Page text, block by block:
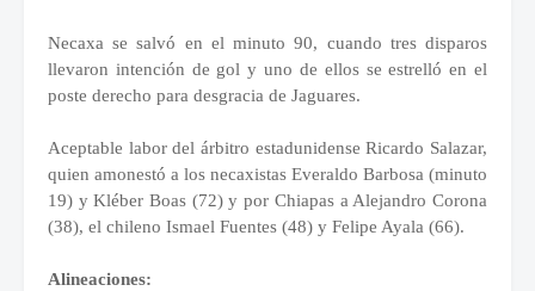
Necaxa se salvó en el minuto 90, cuando tres disparos
llevaron intención de gol y uno de ellos se estrelló en el
poste derecho para desgracia de Jaguares.
Aceptable labor del árbitro estadunidense Ricardo Salazar,
quien amonestó a los necaxistas Everaldo Barbosa (minuto
19) y Kléber Boas (72) y por Chiapas a Alejandro Corona
(38), el chileno Ismael Fuentes (48) y Felipe Ayala (66).
Alineaciones: